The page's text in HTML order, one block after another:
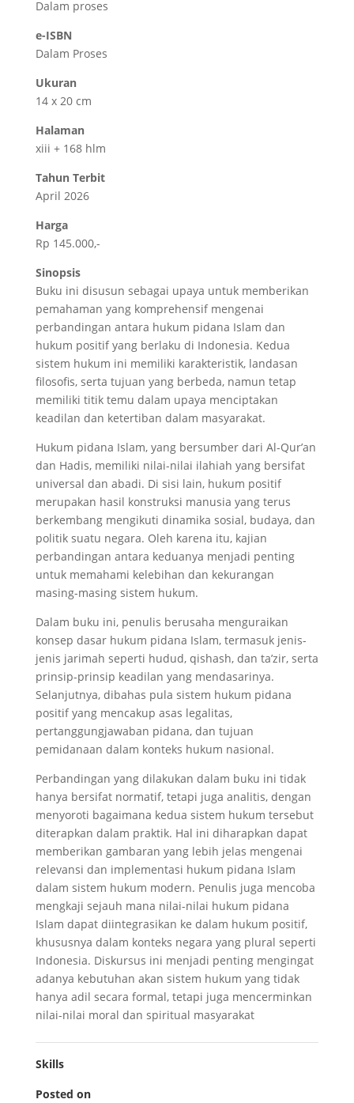
Dalam proses
e-ISBN
Dalam Proses
Ukuran
14 x 20 cm
Halaman
xiii + 168 hlm
Tahun Terbit
April 2026
Harga
Rp 145.000,-
Sinopsis
Buku ini disusun sebagai upaya untuk memberikan
pemahaman yang komprehensif mengenai
perbandingan antara hukum pidana Islam dan
hukum positif yang berlaku di Indonesia. Kedua
sistem hukum ini memiliki karakteristik, landasan
filosofis, serta tujuan yang berbeda, namun tetap
memiliki titik temu dalam upaya menciptakan
keadilan dan ketertiban dalam masyarakat.
Hukum pidana Islam, yang bersumber dari Al-Qur’an
dan Hadis, memiliki nilai-nilai ilahiah yang bersifat
universal dan abadi. Di sisi lain, hukum positif
merupakan hasil konstruksi manusia yang terus
berkembang mengikuti dinamika sosial, budaya, dan
politik suatu negara. Oleh karena itu, kajian
perbandingan antara keduanya menjadi penting
untuk memahami kelebihan dan kekurangan
masing-masing sistem hukum.
Dalam buku ini, penulis berusaha menguraikan
konsep dasar hukum pidana Islam, termasuk jenis-
jenis jarimah seperti hudud, qishash, dan ta’zir, serta
prinsip-prinsip keadilan yang mendasarinya.
Selanjutnya, dibahas pula sistem hukum pidana
positif yang mencakup asas legalitas,
pertanggungjawaban pidana, dan tujuan
pemidanaan dalam konteks hukum nasional.
Perbandingan yang dilakukan dalam buku ini tidak
hanya bersifat normatif, tetapi juga analitis, dengan
menyoroti bagaimana kedua sistem hukum tersebut
diterapkan dalam praktik. Hal ini diharapkan dapat
memberikan gambaran yang lebih jelas mengenai
relevansi dan implementasi hukum pidana Islam
dalam sistem hukum modern. Penulis juga mencoba
mengkaji sejauh mana nilai-nilai hukum pidana
Islam dapat diintegrasikan ke dalam hukum positif,
khususnya dalam konteks negara yang plural seperti
Indonesia. Diskursus ini menjadi penting mengingat
adanya kebutuhan akan sistem hukum yang tidak
hanya adil secara formal, tetapi juga mencerminkan
nilai-nilai moral dan spiritual masyarakat
Skills
Posted on